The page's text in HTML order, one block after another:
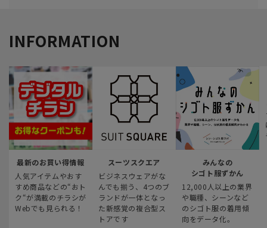
INFORMATION
最新のお買い得情報
人気アイテムやおす
すめ商品などの“おト
ク“が満載のチラシが
Webでも見られる！
スーツスクエア
ビジネスウェアがな
んでも揃う、4つのブ
ランドが一体となっ
た新感覚の複合型ス
トアです
みんなの
シゴト服ずかん
12,000人以上の業界
や職種、シーンなど
のシゴト服の着用傾
向をデータ化。